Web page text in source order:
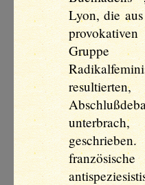
Lyon, die
französische